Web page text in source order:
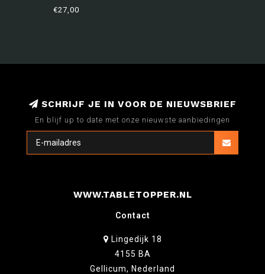
€27,00
SCHRIJF JE IN VOOR DE NIEUWSBRIEF
En blijf up to date met onze nieuwste aanbiedingen
WWW.TABLETOPPER.NL
Contact
Lingedijk 18
4155 BA
Gellicum, Nederland